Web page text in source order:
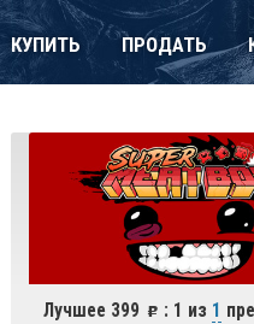
КУПИТЬ ПРОДАТЬ
Лучшее 399 : 1 из 1